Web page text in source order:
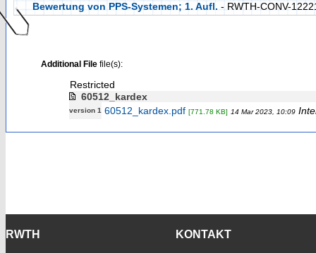
Bewertung von PPS-Systemen; 1. Aufl. - RWTH-CONV-
Additional Filefile(s):
Restricted
60512_kardex
version 1 60512_kardex.pdf [771.78 KB] 14 Mar 2023, 10:09
RWTH KONTAKT